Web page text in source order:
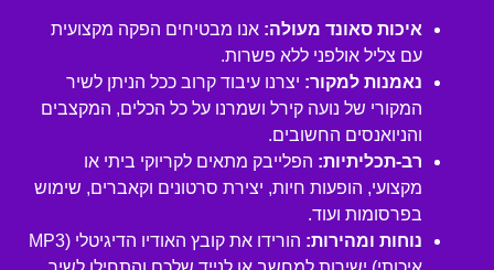
איכות סאונד מעולה: אנו מבטיחים הפקה מקצועית
עם צליל אולפני ללא פשרות.
נאמנות למקור: יצרנו עיבוד קרוב ככל הניתן לשיר
המקורי של נועה קירל ושמרנו על כל הכלים, המקצבים
והניואנסים החשובים.
רב-תכליתיות: הפלייבק מתאים לקריוקי ביתי או
מקצועי, הופעות חיות, יצירת סרטונים וקאברים, שימוש
בפרסומות ועוד.
נוחות ומהירות:
הורידו את קובץ האודיו הדיגיטלי (MP3